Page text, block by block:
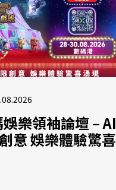
樂領袖論壇 – AI
意 娛樂體驗驚喜